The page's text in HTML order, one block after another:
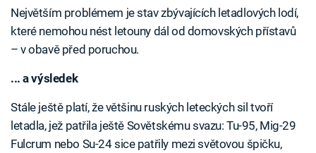
Největším problémem je stav zbývajících letadlových lodí,
které nemohou nést letouny dál od domovských přístavů
– v obavě před poruchou.
... a výsledek
Stále ještě platí, že většinu ruských leteckých sil tvoří
letadla, jež patřila ještě Sovětskému svazu: Tu-95, Mig-29
Fulcrum nebo Su-24 sice patřily mezi světovou špičku,